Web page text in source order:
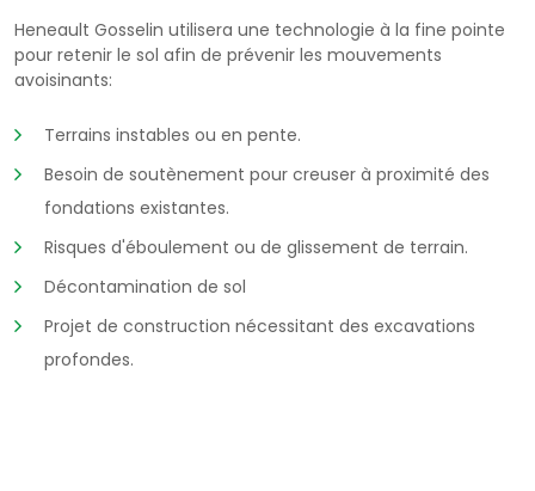
Heneault Gosselin utilisera une technologie à la fine pointe
pour retenir le sol afin de prévenir les mouvements
avoisinants:
Terrains instables ou en pente.
Besoin de soutènement pour creuser à proximité des
fondations existantes.
Risques d'éboulement ou de glissement de terrain.
Décontamination de sol
Projet de construction nécessitant des excavations
profondes.